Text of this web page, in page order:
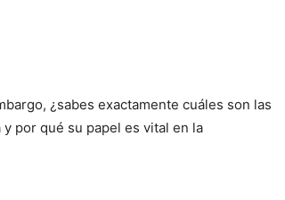
¿sabes exactamente cuáles son las
por qué su papel es vital en la